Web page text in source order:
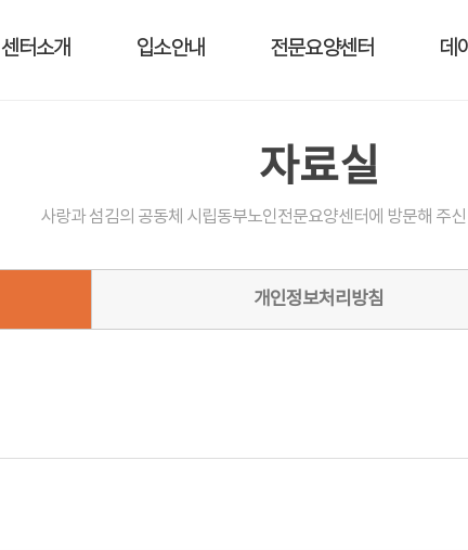
센터소개 입소안내 전문요양센터 데
자료실
사랑과 섬김의 공동체 시립동부노인전문요양센터에 방문해 주
개인정보처리방침